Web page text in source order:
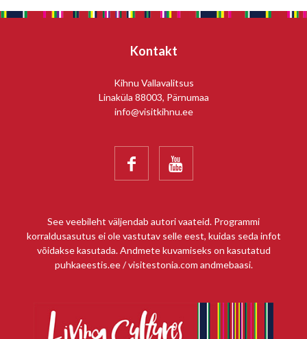
Kontakt
Kihnu Vallavalitsus
Linaküla 88003, Pärnumaa
info@visitkihnu.ee
 
See veebileht väljendab autori vaateid. Programmi
korraldusasutus ei ole vastutav selle eest, kuidas seda infot
võidakse kasutada. Andmete kuvamiseks on kasutatud
puhkaeestis.ee / visitestonia.com andmebaasi.